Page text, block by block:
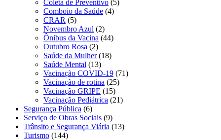
Coleta de Preventivo (5)
Comboio da Saúde (4)
CRAR (5)
Novembro Azul (2)
Ônibus da Vacina (44)
Outubro Rosa (2)
Saúde da Mulher(18)
Saúde Mental (13)
Vacinação COVID-19 (71)
Vacinação de rotina (25)
Vacinação GRIPE (15)
Vacinação Pediátrica (21)
Segurança Pública (6)
Serviço de Obras Sociais (9)
Trânsito e Segurança Viária (13)
Turismo (144)